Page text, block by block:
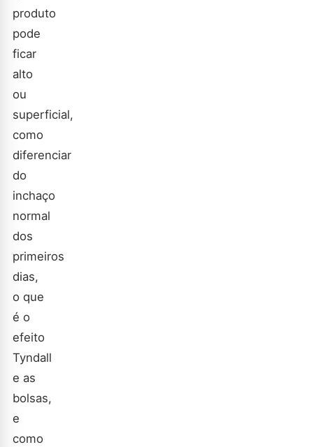
produto
pode
ficar
alto
ou
superficial,
como
diferenciar
do
inchaço
normal
dos
primeiros
dias,
o que
é o
efeito
Tyndall
e as
bolsas,
e
como